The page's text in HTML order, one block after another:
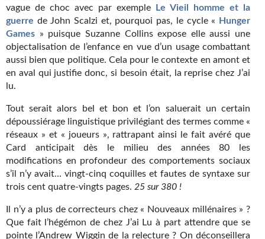
En numérique
Les critiques
Le blog
Le prix des lecteurs
GOODIES
Goodies Gotland
Tirages d’art Une Heure-Lumière
PLUS
À paraître
vague de choc avec par exemple
Le Vieil homme et la
guerre de John Scalzi et, pourquoi pas, le cycle «
Hunger
Games » puisque Suzanne Collins expose elle aussi une
objectalisation de l’enfance en vue d’un usage combattant
aussi bien que politique. Cela pour le contexte en amont et
en aval qui justifie donc, si besoin était, la reprise chez J’ai
lu.
Tout serait alors bel et bon et l’on saluerait un certain
dépoussiérage linguistique privilégiant des termes comme «
réseaux » et « joueurs », rattrapant ainsi le fait avéré que
Card anticipait dès le milieu des années 80 les
modifications en profondeur des comportements sociaux
s’il n’y avait… vingt-cinq coquilles et fautes de syntaxe sur
trois cent quatre-vingts pages. 25 sur 380 !
Il n’y a plus de correcteurs chez « Nouveaux millénaires » ?
Que fait l’hégémon de chez J’ai Lu à part attendre que se
pointe l’Andrew Wiggin de la relecture ? On déconseillera